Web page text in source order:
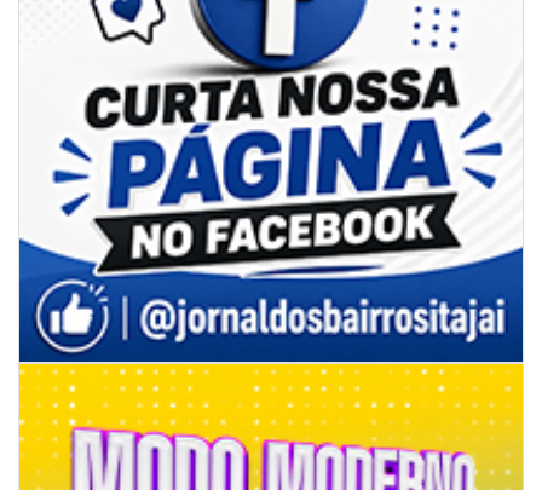
06/08/2026 | 07:00
Secretaria de Cultura retoma oficinas culturais com diversas
modalidades para a comunidade